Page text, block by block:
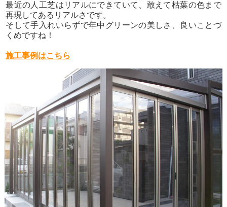
最近の人工芝はリアルにできていて、敢えて枯葉の色まで
再現してあるリアルさです。
そして手入れいらずで年中グリーンの美しさ、良いことづ
くめですね！
施工事例はこちら